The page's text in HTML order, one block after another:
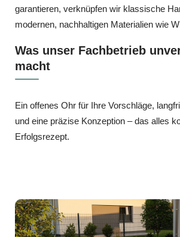
garantieren, verknüpfen wir klassische
modernen, nachhaltigen Materialien wie
Was unser Fachbetrieb
macht
Ein offenes Ohr für Ihre Vorschläge,
und eine präzise Konzeption – das alles
Erfolgsrezept.